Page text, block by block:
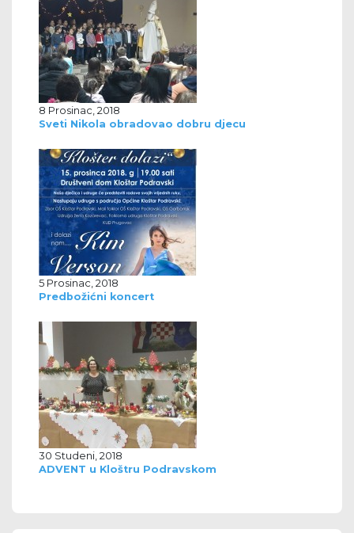
8 Prosinac, 2018
Sveti Nikola obradovao dobru djecu
5 Prosinac, 2018
Predbožićni koncert
30 Studeni, 2018
ADVENT u Kloštru Podravskom